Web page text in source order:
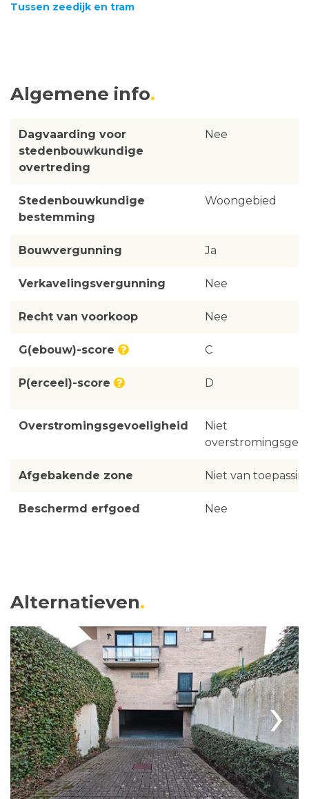
Tussen zeedijk en tram
Algemene info
Dagvaarding voor
stedenbouwkundige
overtreding
Nee
Stedenbouwkundige
bestemming
Woongebied
Bouwvergunning Ja
Verkavelingsvergunning Nee
Recht van voorkoop Nee
G(ebouw)-score C
P(erceel)-score D
Overstromingsgevoeligheid
Niet
Afgebakende zone Niet van
Beschermd erfgoed Nee
Alternatieven
›